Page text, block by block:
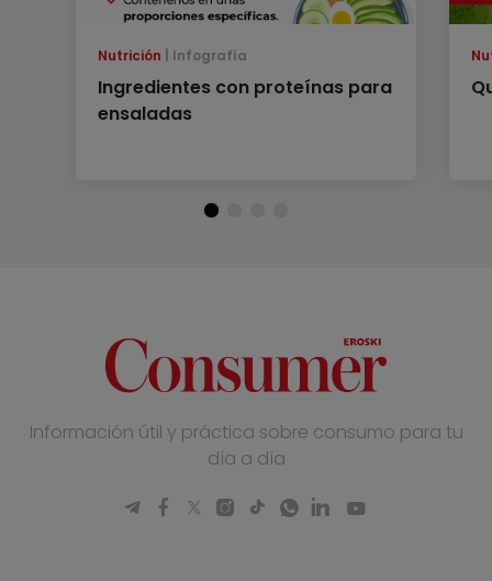
Nutrición Infografía
Ingredientes con proteínas para
ensaladas
Información útil y práctica sobre consumo para tu
día a día